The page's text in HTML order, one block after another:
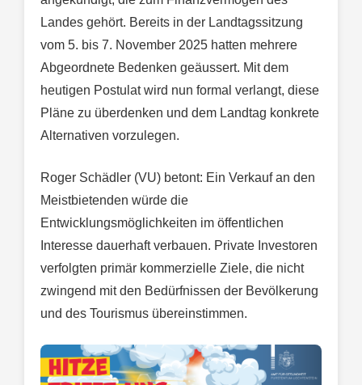
Landes gehört. Bereits in der Landtagssitzung
vom 5. bis 7. November 2025 hatten mehrere
Abgeordnete Bedenken geäussert. Mit dem
heutigen Postulat wird nun formal verlangt, diese
Pläne zu überdenken und dem Landtag konkrete
Alternativen vorzulegen.
Roger Schädler (VU) betont: Ein Verkauf an den
Meistbietenden würde die
Entwicklungsmöglichkeiten im öffentlichen
Interesse dauerhaft verbauen. Private Investoren
verfolgten primär kommerzielle Ziele, die nicht
zwingend mit den Bedürfnissen der Bevölkerung
und des Tourismus übereinstimmen.